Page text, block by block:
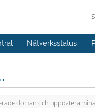
Nätverksstatus
domän och uppdatera